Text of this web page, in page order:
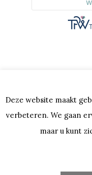
| KVK:
Deze website maakt
verbeteren. We gaan
maar u kunt